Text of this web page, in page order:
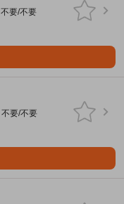
不要/不要
不要/不要